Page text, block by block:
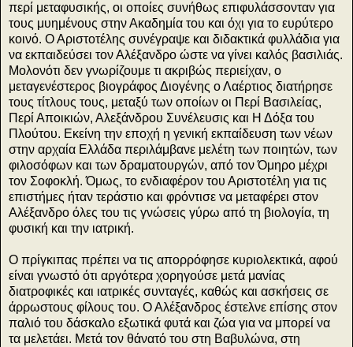
περί μεταφυσικής, οι οποίες συνήθως επιφυλάσσονταν για
τους μυημένους στην Ακαδημία του και όχι για το ευρύτερο
κοινό. Ο Αριστοτέλης συνέγραψε και διδακτικά φυλλάδια για
να εκπαιδεύσει τον Αλέξανδρο ώστε να γίνει καλός βασιλιάς.
Μολονότι δεν γνωρίζουμε τι ακριβώς περιείχαν, ο
μεταγενέστερος βιογράφος Διογένης ο Λαέρτιος διατήρησε
τους τίτλους τους, μεταξύ των οποίων οι Περί Βασιλείας,
Περί Αποικιών, Αλεξάνδρου Συνέλευσις και Η Δόξα του
Πλούτου. Εκείνη την εποχή η γενική εκπαίδευση των νέων
στην αρχαία Ελλάδα περιλάμβανε μελέτη των ποιητών, των
φιλοσόφων και των δραματουργών, από τον Όμηρο μέχρι
τον Σοφοκλή. Όμως, το ενδιαφέρον του Αριστοτέλη για τις
επιστήμες ήταν τεράστιο και φρόντισε να μεταφέρει στον
Αλέξανδρο όλες του τις γνώσεις γύρω από τη βιολογία, τη
φυσική και την ιατρική.
Ο πρίγκιπας πρέπει να τις απορρόφησε κυριολεκτικά, αφού
είναι γνωστό ότι αργότερα χορηγούσε μετά μανίας
διατροφικές και ιατρικές συνταγές, καθώς και ασκήσεις σε
άρρωστους φίλους του. Ο Αλέξανδρος έστελνε επίσης στον
παλιό του δάσκαλο εξωτικά φυτά και ζώα για να μπορεί να
τα μελετάει. Μετά τον θάνατό του στη Βαβυλώνα, στη